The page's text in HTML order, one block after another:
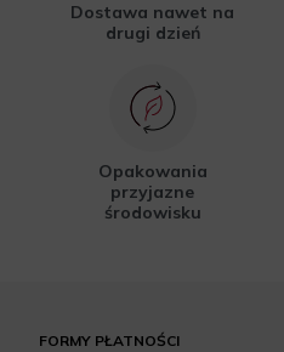
Dostawa nawet na
drugi dzień
Opakowania
przyjazne
środowisku
FORMY PŁATNOŚCI